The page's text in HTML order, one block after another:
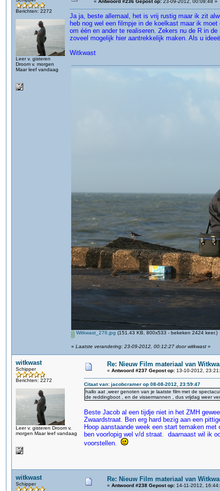
Berichten: 2272
Leer v. gisteren
Droom v. morgen
Maar leef vandaag
« Antwoord #236 Gepost op: 23-09-2012, 00:08:48 »
Ja ja, beste allemaal, het is vrij rustig maar ik zit
heb nog wel een filmpje in de koelkast maar ik
om één en ander te realiseren. Zekers nu de R in
zoveel mogelijk hier aantrekkelijk maken. Als u
Witkwast
Witkwast_276.jpg (151.43 KB, 800x533 - bekeken 2424 keer.)
« Laatste verandering: 23-09-2012, 00:12:27 door witkwast »
witkwast
Schipper
Berichten: 2272
Leer v. gisteren Droom v.
morgen Maar leef vandaag
Re: Nieuw Film materiaal van
« Antwoord #237 Gepost op: 13-10-2012,
Citaat van: jacobcramer op 08-08-2012, 23:59:47
hallo aat ,weer genoten van je laatste film met de
de reddingboot , en de vissermannen , dus vrijdag weer
Beste Jacob al een tijdje niet in het ZMH
Zwaardstraat. Ben erg hard bezig aan een
Hoop aanstaande week een start temaken
ben voorlopig wel v/d straat. daarnaast wil ik
voorstellen.
witkwast
Schipper
Re: Nieuw Film materiaal van
« Antwoord #238 Gepost op: 14-11-2012,